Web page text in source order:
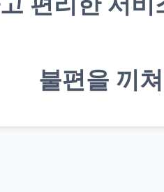
불편을 끼